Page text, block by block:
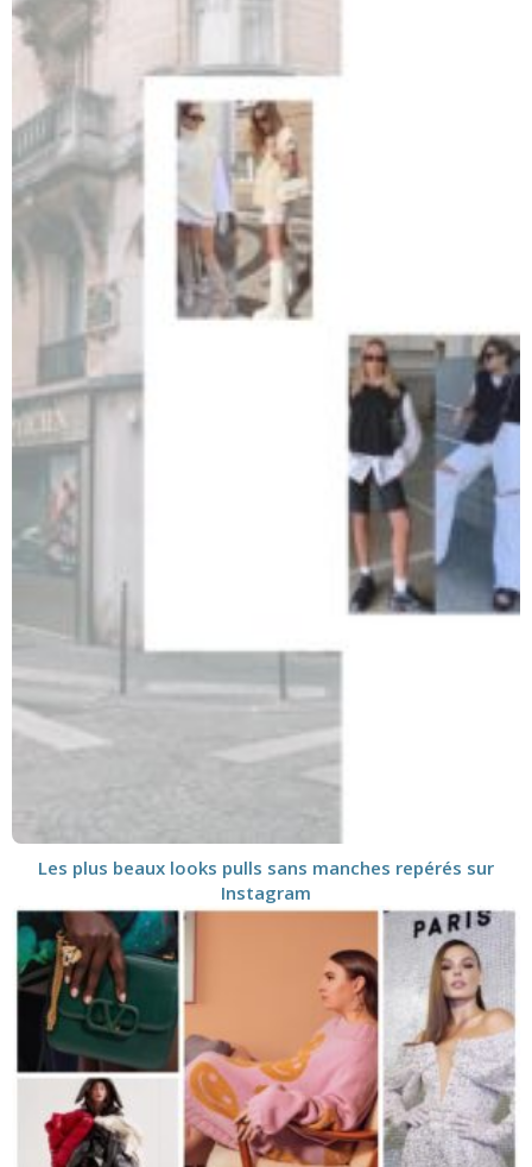
Les plus beaux looks pulls sans manches repérés sur
Instagram